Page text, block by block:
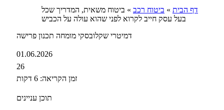
דף הבית » ביטוח רכב » ביטוח משאית, המדריך שכל
בעל עסק חייב לקרוא לפני שהוא עולה על הכביש
דמיטרי שקלובסקי מומחה תכנון פרישה
01.06.2026
26
זמן הקריאה: 6 דקות
תוכן עניינים